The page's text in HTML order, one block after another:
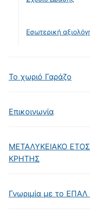
Εσωτερική
Το χωριό Γαράζο
Επικοινωνία
ΜΕΤΑΛΥΚΕΙΑΚΟ
ΚΡΗΤΗΣ
Γνωριμία με το